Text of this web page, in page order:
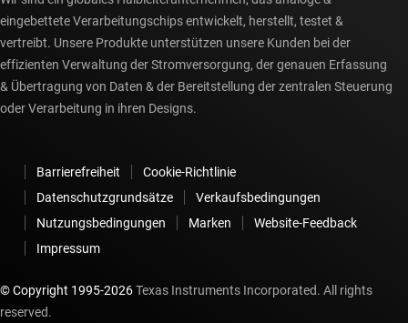
eingebettete Verarbeitungschips entwickelt, herstellt, testet &
vertreibt. Unsere Produkte unterstützen unsere Kunden bei der
effizienten Verwaltung der Stromversorgung, der genauen Erfassung
& Übertragung von Daten & der Bereitstellung der zentralen Steuerung
oder Verarbeitung in ihren Designs.
Barrierefreiheit
Cookie-Richtlinie
Datenschutzgrundsätze
Verkaufsbedingungen
Nutzungsbedingungen
Marken
Website-Feedback
Impressum
© Copyright 1995-2026Texas Instruments Incorporated. All rights
reserved.